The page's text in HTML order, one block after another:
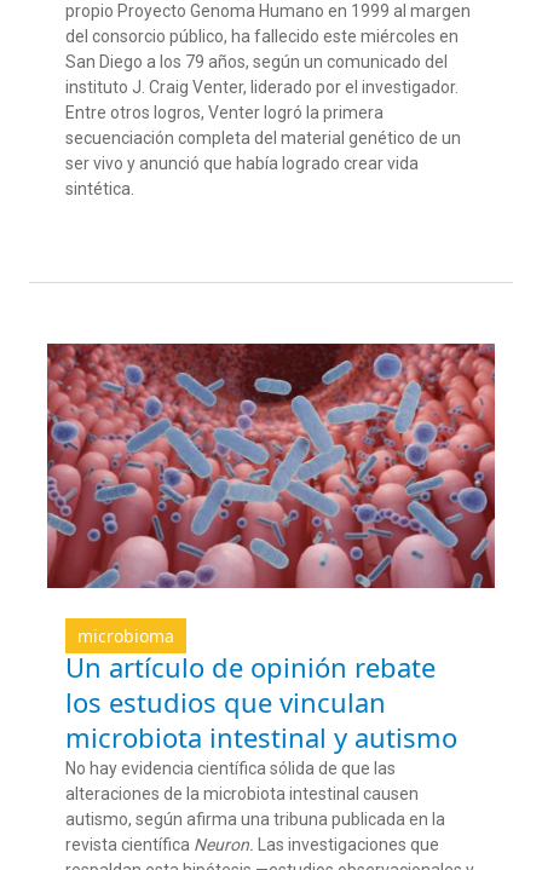
propio Proyecto Genoma Humano en 1999 al margen
del consorcio público, ha fallecido este miércoles en
San Diego a los 79 años, según un comunicado del
instituto J. Craig Venter, liderado por el investigador.
Entre otros logros, Venter logró la primera
secuenciación completa del material genético de un
ser vivo yanunció que había logrado crear vida
sintética.
microbioma
Un artículo de opinión rebate
los estudios que vinculan
microbiota intestinal y autismo
No hay evidencia científica sólida de que las
alteraciones de la microbiota intestinal causen
autismo, según afirma una tribuna publicada en la
revista científica Neuron. Las investigaciones que